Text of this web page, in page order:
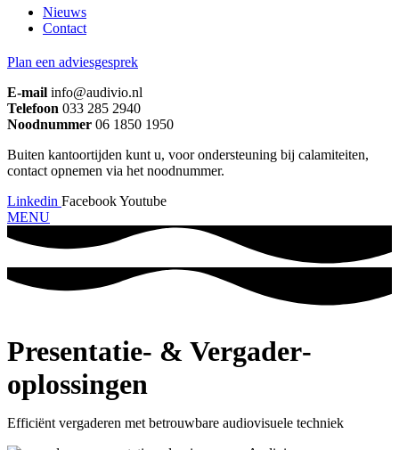
Nieuws
Contact
Plan een adviesgesprek
E-mail info@audivio.nl
Telefoon 033 285 2940
Noodnummer 06 1850 1950
Buiten kantoortijden kunt u, voor ondersteuning bij calamiteiten,
contact opnemen via het noodnummer.
Linkedin FacebookYoutube
MENU
Presentatie- & Vergader­
oplossingen
Efficiënt vergaderen met betrouwbare audiovisuele techniek